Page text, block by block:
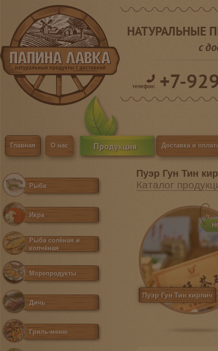
Главная О нас Продукция Доставка и
НАТУРАЛЬНЫЕ
с
телефон: +7-
Пуэр Гун Тин
Каталог
Пуэр Гун Тин кирпич
Рыба
Икра
Рыба солёная и
копчёная
Морепродукты
Дичь
Гриль-меню